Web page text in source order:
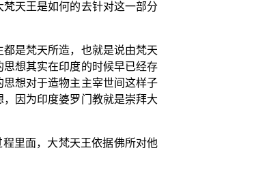
天王是如何的去针对这一部分
是梵天所造，也就是说由梵天
想其实在印度的时候早已经存
想对于造物主主宰世间这样子
因为印度婆罗门教就是崇拜大
里面，大梵天王依据佛所对他